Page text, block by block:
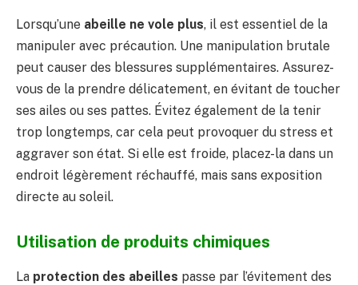
Lorsqu’une abeille ne vole plus, il est essentiel de la
manipuler avec précaution. Une manipulation brutale
peut causer des blessures supplémentaires. Assurez-
vous de la prendre délicatement, en évitant de toucher
ses ailes ou ses pattes. Évitez également de la tenir
trop longtemps, car cela peut provoquer du stress et
aggraver son état. Si elle est froide, placez-la dans un
endroit légèrement réchauffé, mais sans exposition
directe au soleil.
Utilisation de produits chimiques
La protection des abeilles passe par l’évitement des